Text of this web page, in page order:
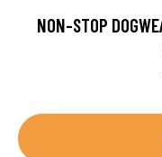
NON-STOP